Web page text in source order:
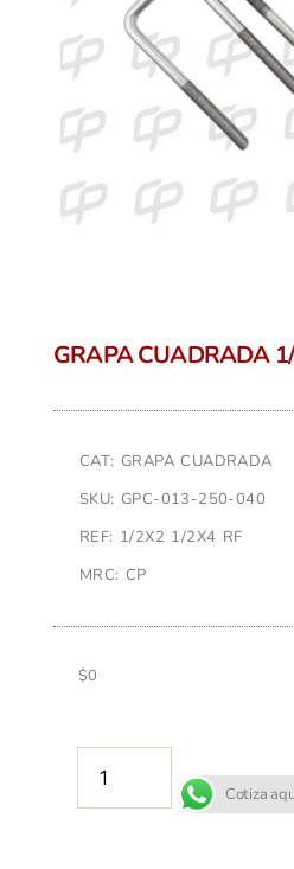
GRAPA CUADRADA
CAT: GRAPA CUADRADA
SKU: GPC-013-250-040
REF: 1/2X2 1/2X4 RF
MRC: CP
$0
Cotiza